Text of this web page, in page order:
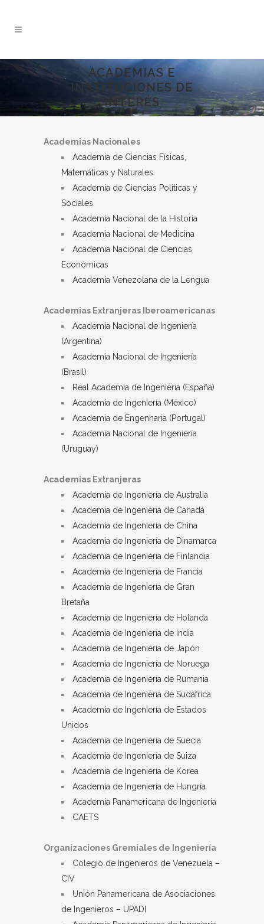
ACADEMIAS E
INSTITUCIONES DE
INTERÉS
Academias Nacionales
Academia de Ciencias Físicas,
Matemáticas y Naturales
Academia de Ciencias Políticas y
Sociales
Academia Nacional de la Historia
Academia Nacional de Medicina
Academia Nacional de Ciencias
Económicas
Academia Venezolana de la Lengua
Academias Extranjeras Iberoamericanas
Academia Nacional de Ingeniería
(Argentina)
Academia Nacional de Ingeniería
(Brasil)
Real Academia de Ingeniería (España)
Academia de Ingeniería (México)
Academia de Engenharia (Portugal)
Academia Nacional de Ingeniería
(Uruguay)
Academias Extranjeras
Academia de Ingeniería de Australia
Academia de Ingeniería de Canadá
Academia de Ingeniería de China
Academia de Ingeniería de Dinamarca
Academia de Ingeniería de Finlandia
Academia de Ingeniería de Francia
Academia de Ingeniería de Gran
Bretaña
Academia de Ingeniería de Holanda
Academia de Ingeniería de India
Academia de Ingeniería de Japón
Academia de Ingeniería de Noruega
Academia de Ingeniería de Rumania
Academia de Ingeniería de Sudáfrica
Academia de Ingeniería de Estados
Unidos
Academia de Ingeniería de Suecia
Academia de Ingeniería de Suiza
Academia de Ingeniería de Korea
Academia de Ingeniería de Hungría
Academia Panamericana de Ingeniería
CAETS
Organizaciones Gremiales de Ingeniería
Colegio de Ingenieros de Venezuela –
CIV
Unión Panamericana de Asociaciones
de Ingenieros – UPADI